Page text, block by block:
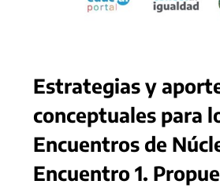
Estrategias y
conceptuales para
Encuentros de
Encuentro 1.